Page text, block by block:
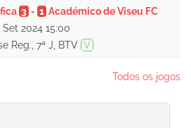
3- 1 Académico de Viseu FC
Set 2024 15:00
Reg., 7ª J, BTV V
Todos os jogos